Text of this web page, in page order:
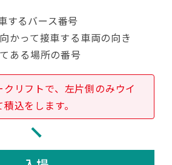
するバース番号
かって接車する車両の向き
ある場所の番号
リフトで、左片側のみウイ
込をします。